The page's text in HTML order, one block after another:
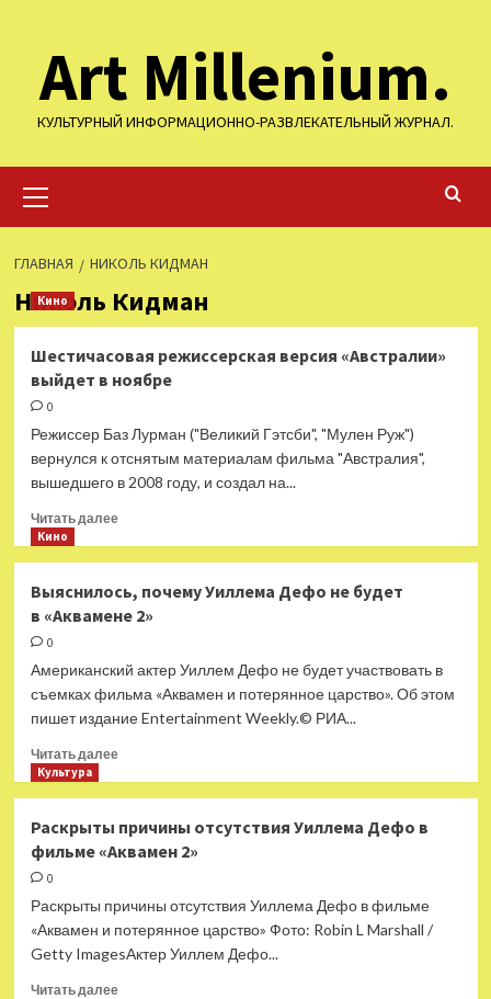
содержимому
Art Millenium.
КУЛЬТУРНЫЙ ИНФОРМАЦИОННО-РАЗВЛЕКАТЕЛЬНЫЙ ЖУРНАЛ.
меню
ГЛАВНАЯ НИКОЛЬ КИДМАН
Николь Кидман
Кино
Шестичасовая режиссерская версия «Австралии»
выйдет в ноябре
0
Режиссер Баз Лурман ("Великий Гэтсби", "Мулен Руж")
вернулся к отснятым материалам фильма "Австралия",
вышедшего в 2008 году, и создал на...
Читать далееПрочитать
режиссерская
версия
выйдет
в ноябре
Кино
Выяснилось, почему Уиллема Дефо не будет
в «Аквамене 2»
0
Американский актер Уиллем Дефо не будет участвовать в
съемках фильма «Аквамен и потерянное царство». Об этом
пишет издание Entertainment Weekly.© РИА...
Читать далееПрочитать
почему
Уиллема
в «Аквамене
2»
Культура
Раскрыты причины отсутствия Уиллема Дефо в
фильме «Аквамен 2»
0
Раскрыты причины отсутствия Уиллема Дефо в фильме
«Аквамен и потерянное царство» Фото: Robin L Marshall /
Getty ImagesАктер Уиллем Дефо...
Читать далееПрочитать